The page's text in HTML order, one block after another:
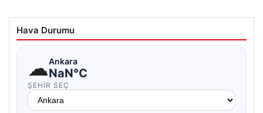
Hava Durumu
☁Ankara
NaN°C
ŞEHIR SEÇ